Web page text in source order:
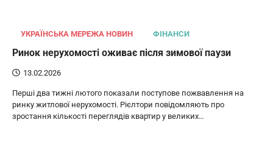
УКРАЇНСЬКА МЕРЕЖА НОВИН ФІНАНСИ
Ринок нерухомості оживає після зимової паузи
13.02.2026
Перші два тижні лютого показали поступове пожвавлення на
ринку житлової нерухомості. Рієлтори повідомляють про
зростання кількості переглядів квартир у великих…